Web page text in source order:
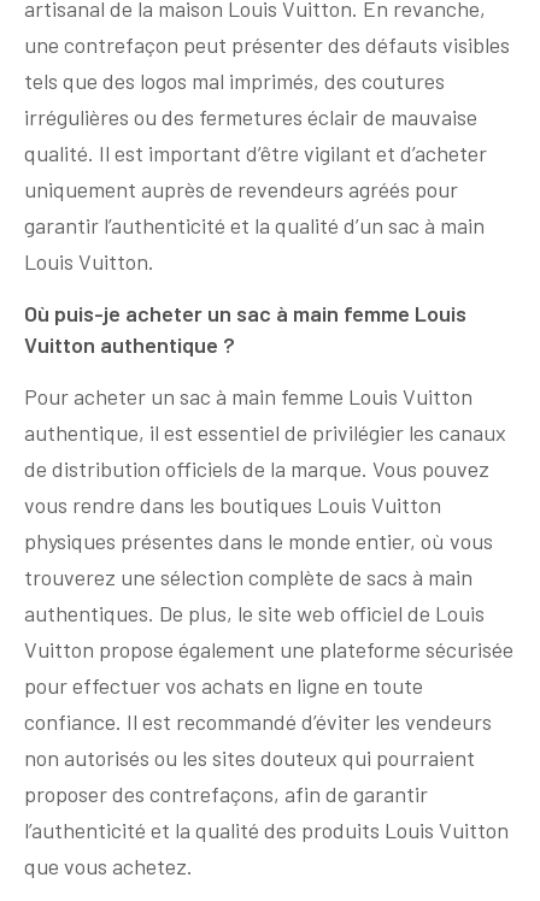
artisanal de la maison Louis Vuitton. En revanche,
une contrefaçon peut présenter des défauts visibles
tels que des logos mal imprimés, des coutures
irrégulières ou des fermetures éclair de mauvaise
qualité. Il est important d’être vigilant et d’acheter
uniquement auprès de revendeurs agréés pour
garantir l’authenticité et la qualité d’un sac à main
Louis Vuitton.
Où puis-je acheter un sac à main femme Louis
Vuitton authentique ?
Pour acheter un sac à main femme Louis Vuitton
authentique, il est essentiel de privilégier les canaux
de distribution officiels de la marque. Vous pouvez
vous rendre dans les boutiques Louis Vuitton
physiques présentes dans le monde entier, où vous
trouverez une sélection complète de sacs à main
authentiques. De plus, le site web officiel de Louis
Vuitton propose également une plateforme sécurisée
pour effectuer vos achats en ligne en toute
confiance. Il est recommandé d’éviter les vendeurs
non autorisés ou les sites douteux qui pourraient
proposer des contrefaçons, afin de garantir
l’authenticité et la qualité des produits Louis Vuitton
que vous achetez.